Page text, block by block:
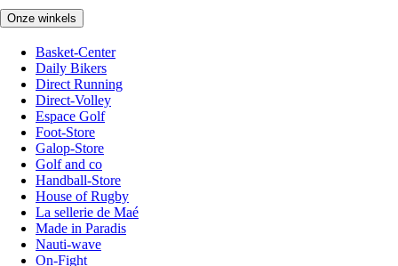
Onze winkels
Basket-Center
Daily Bikers
Direct Running
Direct-Volley
Espace Golf
Foot-Store
Galop-Store
Golf and co
Handball-Store
House of Rugby
La sellerie de Maé
Made in Paradis
Nauti-wave
On-Fight